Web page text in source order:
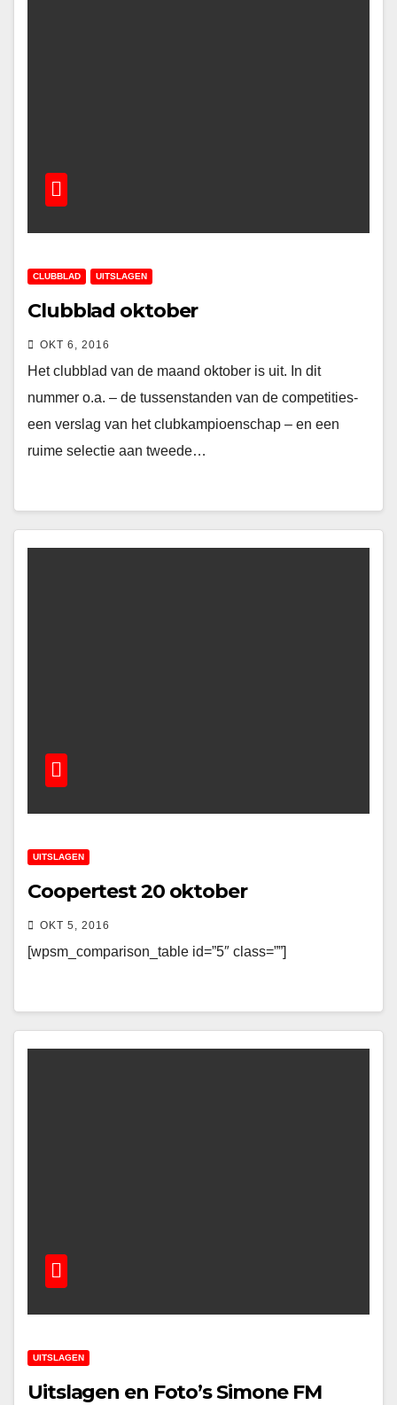
CLUBBLAD UITSLAGEN
Clubblad oktober
OKT 6, 2016
Het clubblad van de maand oktober is uit. In dit
nummer o.a. – de tussenstanden van de competities-
een verslag van het clubkampioenschap – en een
ruime selectie aan tweede…
UITSLAGEN
Coopertest 20 oktober
OKT 5, 2016
[wpsm_comparison_table id=”5″ class=””]
UITSLAGEN
Uitslagen en Foto’s Simone FM